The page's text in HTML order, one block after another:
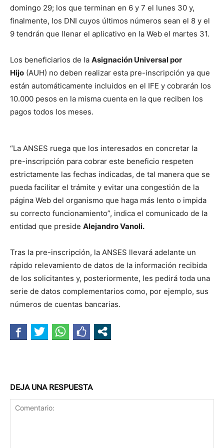
domingo 29; los que terminan en 6 y 7 el lunes 30 y,
finalmente, los DNI cuyos últimos números sean el 8 y el
9 tendrán que llenar el aplicativo en la Web el martes 31.
Los beneficiarios de la Asignación Universal por
Hijo (AUH) no deben realizar esta pre-inscripción ya que
están automáticamente incluidos en el IFE y cobrarán los
10.000 pesos en la misma cuenta en la que reciben los
pagos todos los meses.
“La ANSES ruega que los interesados en concretar la
pre-inscripción para cobrar este beneficio respeten
estrictamente las fechas indicadas, de tal manera que se
pueda facilitar el trámite y evitar una congestión de la
página Web del organismo que haga más lento o impida
su correcto funcionamiento”, indica el comunicado de la
entidad que preside Alejandro Vanoli.
Tras la pre-inscripción, la ANSES llevará adelante un
rápido relevamiento de datos de la información recibida
de los solicitantes y, posteriormente, les pedirá toda una
serie de datos complementarios como, por ejemplo, sus
números de cuentas bancarias.
DEJA UNA RESPUESTA